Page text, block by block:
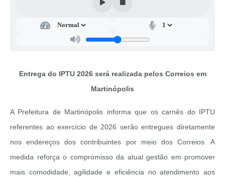
Publicações do Departamento de Educação
Fundo Municipal dos Direitos da Criança e do Adolescente
Ouvidoria Saúde
Cadastro de Fornecedores
Entrega do IPTU 2026 será realizada pelos Correios em
Martinópolis
A Prefeitura de Martinópolis informa que os carnês do IPTU
referentes ao exercício de 2026 serão entregues diretamente
nos endereços dos contribuintes por meio dos Correios. A
medida reforça o compromisso da atual gestão em promover
mais comodidade, agilidade e eficiência no atendimento aos